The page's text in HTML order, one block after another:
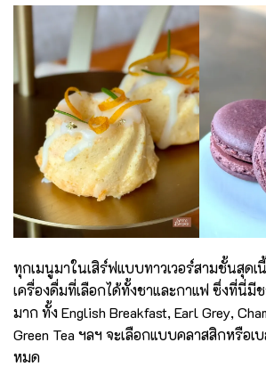
ทุกเมนูมาในเสิร์ฟแบบทาวเวอร์สามชั้นสุด
เครื่องดื่มที่เลือกได้ทั้งชาและกาแฟ ซึ่งที่นี่มี
มาก ทั้ง English Breakfast, Earl Grey,
Green Tea ฯลฯ จะเลือกแบบคลาสสิกหรือ
หมด